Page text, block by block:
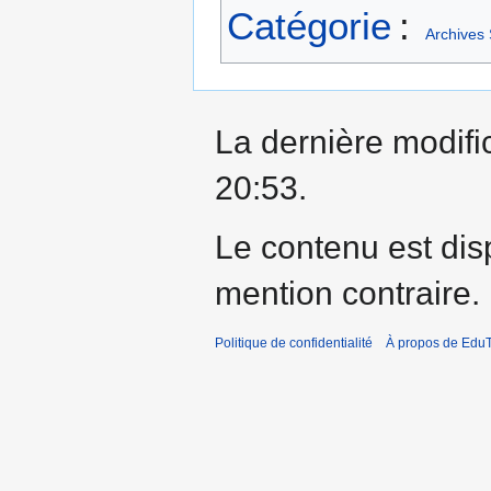
Catégorie : Archives
La dernière
20:53.
Le contenu est
mention contraire.
Politique de confidentialité À propos de